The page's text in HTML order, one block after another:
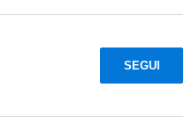
SEGUI